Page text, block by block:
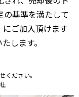
の基準を満たして
ご加入頂けます
します。
ください。